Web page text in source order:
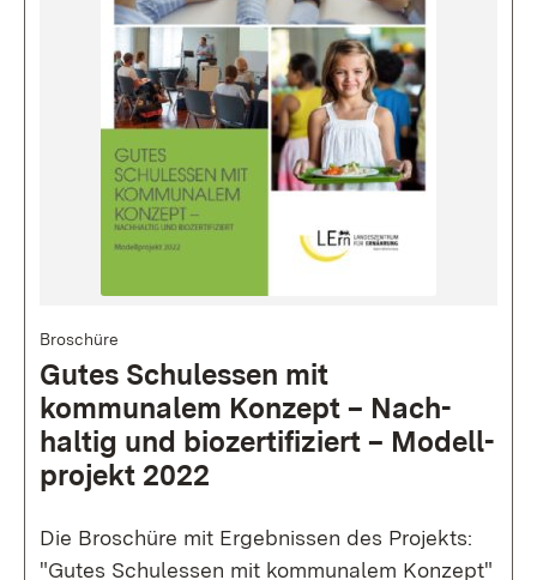
Broschüre
Gutes Schul­essen mit
kommunalem Konzept – Nach­
haltig und bio­zertifi­ziert – Modell­
projekt 2022
Die Broschüre mit Ergebnissen des Projekts:
"Gutes Schulessen mit kommunalem Konzept"